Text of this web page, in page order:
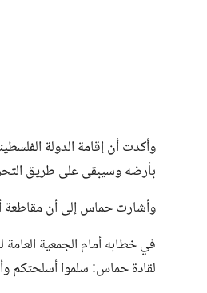
وأكدت أن إقامة الدولة
بأرضه وسيبقى على طريق
وأشارت حماس إلى أن مقاطعة
في خطابه أمام الجمعية
لقادة حماس: سلموا أسلحتكم